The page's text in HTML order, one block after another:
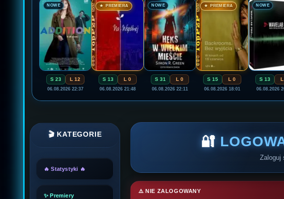
🎬NOWE
S 23 L 12
06.08.2026 22:37
🎬★ PREMIERA
S 13 L 0
06.08.2026 21:48
🎬NOWE
S 31 L 0
06.08.2026 22:11
🎬★ PREMIERA
S 15 L 0
06.08.2026 18:01
🎬NOWE
S 13
06.08.2026
🎬 KATEGORIE
🔥 Statystyki 🔥
✨ Premiery
🔐
Zaloguj
⚠️ NIE ZALOGOWANY